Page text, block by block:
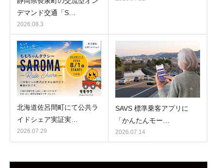
デマンド交通「S…
2026.08.3
北海道佐呂間町にて公共ラ
イドシェア実証実…
2026.07.29
SAVS 標準乗客アプリに
「かんたんモー…
2026.07.14